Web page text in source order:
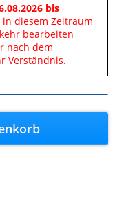
bis
diesem Zeitraum
bearbeiten
nach dem
Verständnis.